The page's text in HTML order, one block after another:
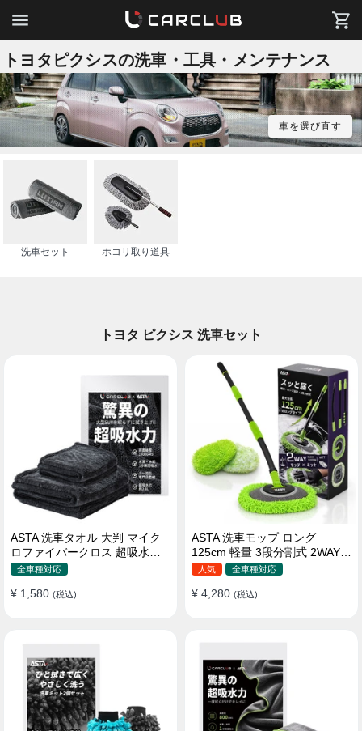
トヨタピクシスの洗車・工具・メンテナンス
車を選び直す
洗車セット ホコリ取り道具
トヨタ ピクシス 洗車セット
ASTA 洗車タオル 大判 マイク
ロファイバークロス 超吸水ツ
イストパイル 洗車クロス 傷防
全車種対応
¥ 1,580 (税込)
ASTA 洗車モップ ロング
125cm 軽量 3段分割式 2WAY
洗車ブラシ スポンジ 高吸水 マ
110°可動ヘッド 15°カーブ設計
人気 全車種対応
¥ 4,280 (税込)